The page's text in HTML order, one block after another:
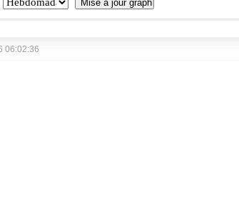
06:02:36